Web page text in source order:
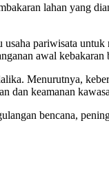
lahan yang
pariwisata
awal kebakaran
Menurutnya,
dan keamanan
bencana,